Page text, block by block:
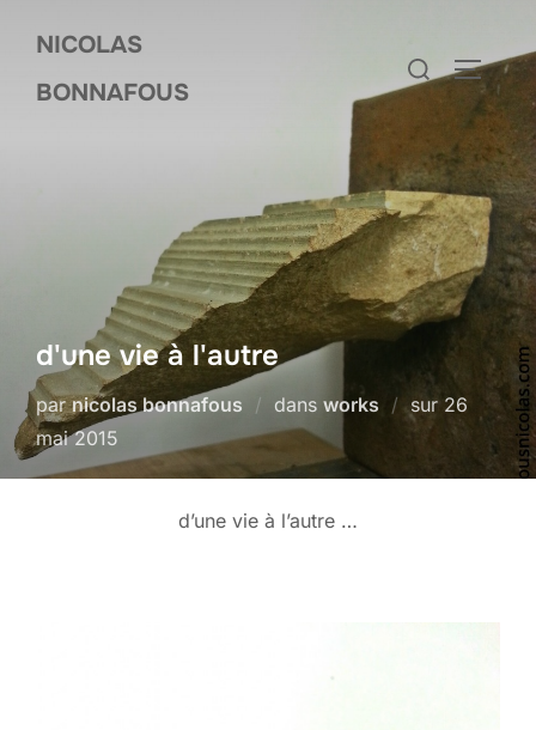
contenu
NICOLAS
BONNAFOUS
Rechercher :
d'une vie à l'autre
parnicolas bonnafous dans works sur Publié
le
26
mai 2015
d’une vie à l’autre …